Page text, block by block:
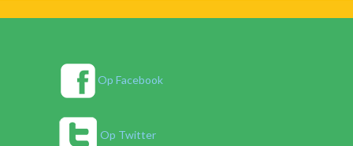
Op Facebook
Op Twitter